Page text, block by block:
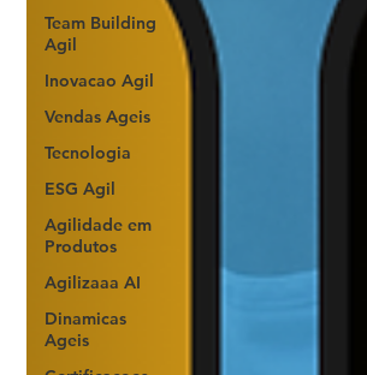
Team Building
Agil
Inovacao Agil
Vendas Ageis
Tecnologia
ESG Agil
Agilidade em
Produtos
Agilizaaa AI
Dinamicas
Ageis